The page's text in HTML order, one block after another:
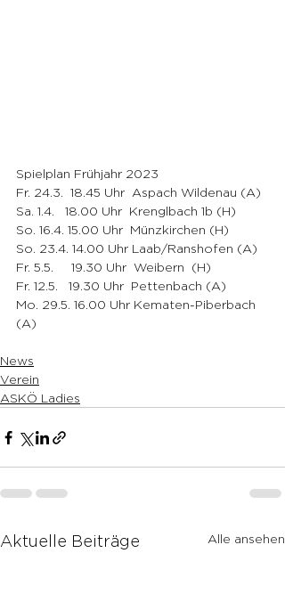
Spielplan Frühjahr 2023
Fr. 24.3.  18.45 Uhr  Aspach Wildenau (A)
Sa. 1.4.   18.00 Uhr  Krenglbach 1b (H)
So. 16.4. 15.00 Uhr  Münzkirchen (H)
So. 23.4. 14.00 Uhr Laab/Ranshofen (A)
Fr. 5.5.     19.30 Uhr  Weibern  (H)
Fr. 12.5.   19.30 Uhr  Pettenbach (A)
Mo. 29.5. 16.00 Uhr Kematen-Piberbach
(A)
News
Verein
ASKÖ Ladies
Aktuelle Beiträge Alle ansehen